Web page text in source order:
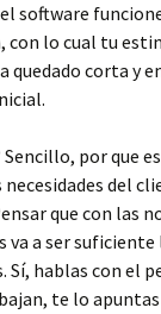
software
con lo cual tu
quedado corta y
Sencillo, por que
del
que con las
va a ser
Sí, hablas con el
te lo